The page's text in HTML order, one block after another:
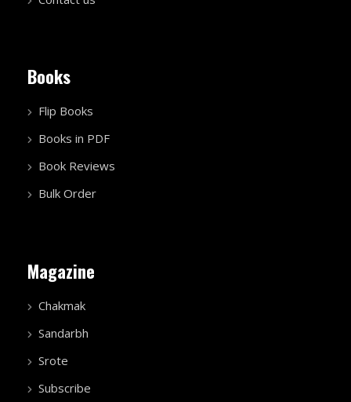
Books
Flip Books
Books in PDF
Book Reviews
Bulk Order
Magazine
Chakmak
Sandarbh
Srote
Subscribe